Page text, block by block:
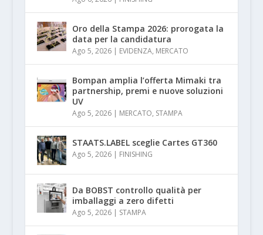
Oro della Stampa 2026: prorogata la
data per la candidatura
Ago 5, 2026| EVIDENZA, MERCATO
Bompan amplia l’offerta Mimaki tra
partnership, premi e nuove soluzioni
UV
Ago 5, 2026| MERCATO, STAMPA
STAATS.LABEL sceglie Cartes GT360
Ago 5, 2026| FINISHING
Da BOBST controllo qualità per
imballaggi a zero difetti
Ago 5, 2026| STAMPA